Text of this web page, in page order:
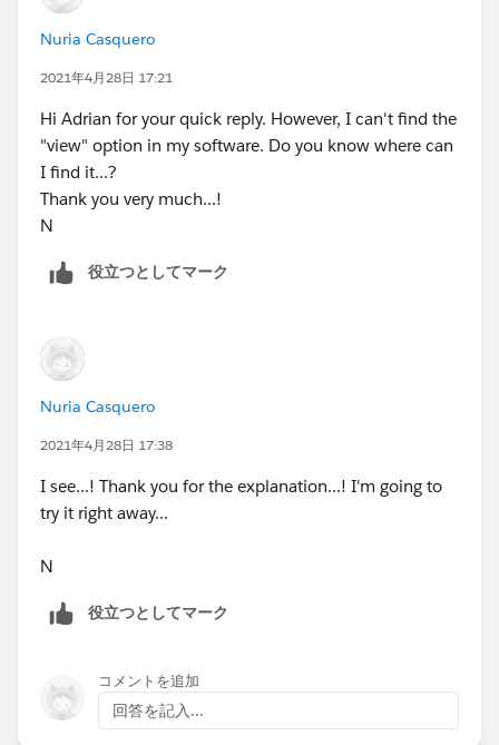
Nuria Casquero
2021年4月28日 17:21
Hi Adrian for your quick reply. However, I can't find the
"view" option in my software. Do you know where can
I find it...?
Thank you very much...!
N
役立つとしてマーク
Nuria Casquero
2021年4月28日 17:38
I see...! Thank you for the explanation...! I'm going to
try it right away...
N
役立つとしてマーク
コメントを追加
回答を記入...